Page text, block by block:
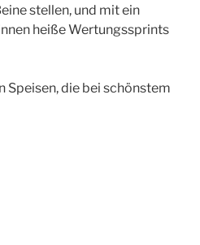
stellen, und mit ein
heiße Wertungssprints
Speisen, die bei schönstem